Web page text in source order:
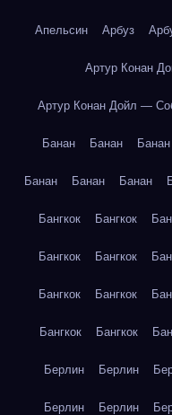
Апельсин Арбуз
Артур Конан
Артур Конан Дойл —
Банан Банан Банан
Банан Банан Банан
Бангкок Бангкок
Бангкок Бангкок
Бангкок Бангкок
Бангкок Бангкок
Берлин Берлин
Берлин Берлин